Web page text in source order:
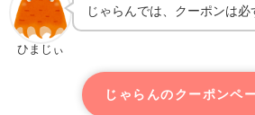
ひまじぃ
じゃらんでは、クーポンは必
じゃらんのクーポンペ